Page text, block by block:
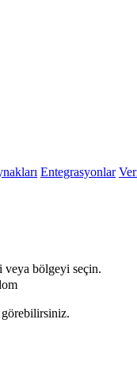
Entegrasyonlar
bölgeyi seçin.